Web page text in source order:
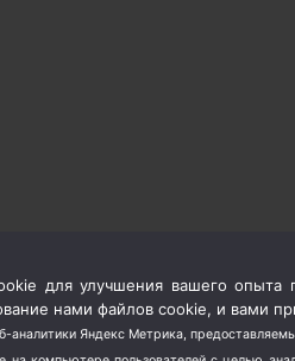
для улучшения вашего опыта
нами файлов cookie, и вами
аналитики Яндекс Метрика,